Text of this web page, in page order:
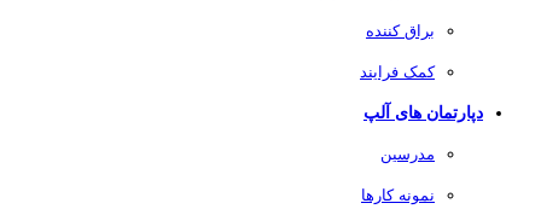
براق کننده
کمک فرایند
دپارتمان های آلپ
مدرسین
نمونه کارها